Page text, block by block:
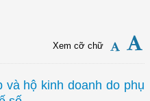
Xem cỡ chữ
và hộ kinh doanh do phụ